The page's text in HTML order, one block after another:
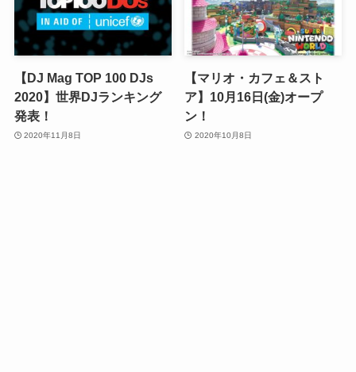
【DJ Mag TOP 100 DJs
2020】世界DJランキング
発表！
2020年11月8日
【マリオ・カフェ＆スト
ア】10月16日(金)オープ
ン！
2020年10月8日